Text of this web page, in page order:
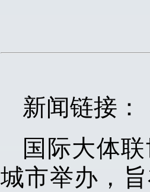
新闻链接：
国际大体
城市举办，